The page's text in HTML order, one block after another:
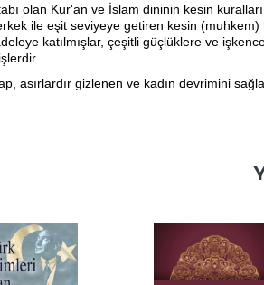
olan Kur'an ve İslam dininin kesin
ile eşit seviyeye getiren kesin
katılmışlar, çeşitli güçlüklere ve
asırlardır gizlenen ve kadın devrimini